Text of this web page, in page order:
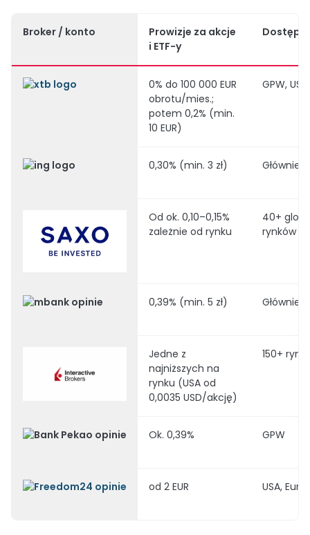
Broker / konto
Prowizje za akcje
i ETF-y
0% do 100 000 EUR
obrotu/mies.;
potem 0,2% (min.
10 EUR)
GPW,
0,30% (min. 3 zł) Głównie
Od ok. 0,10–0,15%
zależnie od rynku
40+
rynków
0,39% (min. 5 zł) Głównie
Jedne z
najniższych na
rynku (USA od
0,0035 USD/akcję)
150+
Ok. 0,39% GPW
od 2 EUR USA,